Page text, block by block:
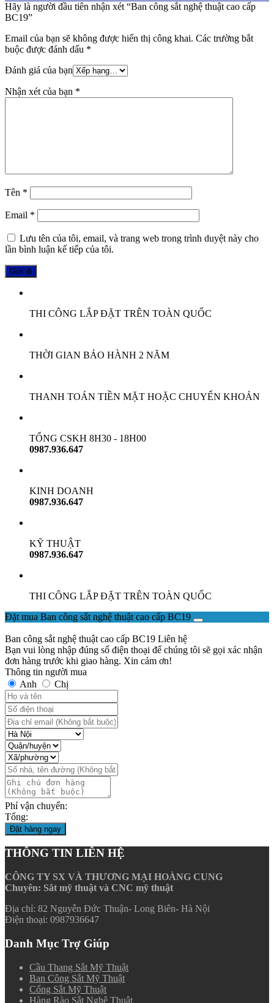
Hãy là người đầu tiên nhận xét “Ban công sắt nghệ thuật cao cấp
BC19”
Email của bạn sẽ không được hiển thị công khai. Các trường bắt
buộc được đánh dấu *
Đánh giá của bạn
Nhận xét của bạn *
Tên *
Email *
Lưu tên của tôi, email, và trang web trong trình duyệt này cho
lần bình luận kế tiếp của tôi.
THI CÔNG LẮP ĐẶT TRÊN TOÀN QUỐC
THỜI GIAN BẢO HÀNH 2 NĂM
THANH TOÁN TIỀN MẶT HOẶC CHUYỂN KHOẢN
TỔNG CSKH 8H30 - 18H00
0987.936.647
KINH DOANH
0987.936.647
KỸ THUẬT
0987.936.647
THI CÔNG LẮP ĐẶT TRÊN TOÀN QUỐC
Đặt mua Ban công sắt nghệ thuật cao cấp BC19
Ban công sắt nghệ thuật cao cấp BC19 Liên hệ
Bạn vui lòng nhập đúng số điện thoại để chúng tôi sẽ gọi xác nhận
đơn hàng trước khi giao hàng. Xin cảm ơn!
Thông tin người mua
Anh
Chị
Phí vận chuyển:
Tổng:
Đặt hàng ngay
THÔNG TIN LIÊN HỆ
CÔNG TY SX VÀ THƯƠNG MẠI HOÀNG CUNG
Chuyên: Sắt mỹ thuật và CNC mỹ thuật
Địa chỉ: 82 Nguyễn Đức Thuận- Long Biên- Hà Nội
Điện thoại: 0987936647
Danh Mục Trợ Giúp
Cầu Thang Sắt Mỹ Thuật
Ban Công Sắt Mỹ Thuật
Cổng Sắt Mỹ Thuật
Hàng Rào Sắt Nghệ Thuật